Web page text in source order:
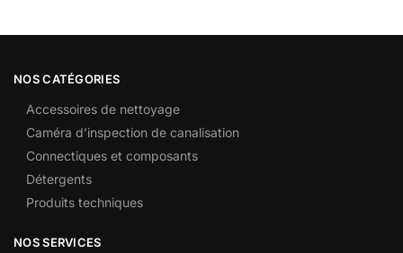
NOS CATÉGORIES
Accessoires de nettoyage
Caméra d’inspection de canalisation
Connectiques et composants
Détergents
Produits techniques
NOS SERVICES